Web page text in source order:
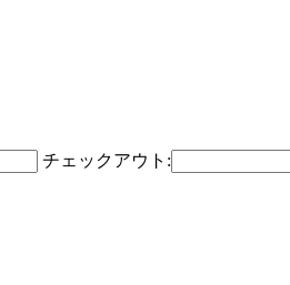
チェックアウト: